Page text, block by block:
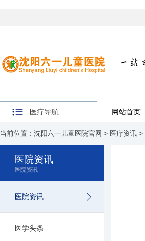
医疗导航 网站首页
当前位置： 沈阳六一儿童医院官网 > 医疗资讯 >
医院资讯
医院资讯
医院资讯
医学头条